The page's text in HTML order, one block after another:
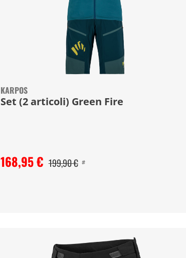
KARPOS
Set (2 articoli) Green Fire
168,95 € 199,90 € #